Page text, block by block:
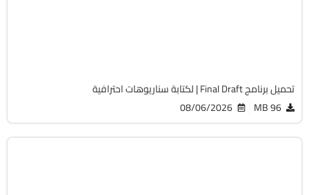
تحميل برنامج Final Draft | لكتابة سناريوهات احترافية
96 MB
08/06/2026